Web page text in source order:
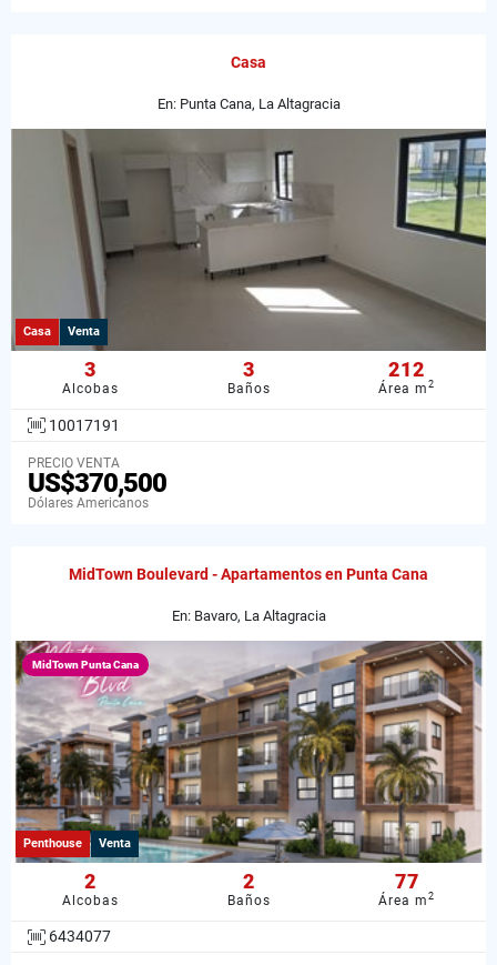
Casa
En: Punta Cana, La Altagracia
Casa Venta
3
Alcobas
3
Baños
212
Área m2
10017191
PRECIO VENTA
US$370,500
Dólares Americanos
MidTown Boulevard - Apartamentos en Punta Cana
En: Bavaro, La Altagracia
MidTown Punta Cana
Penthouse Venta
2
Alcobas
2
Baños
77
Área m2
6434077